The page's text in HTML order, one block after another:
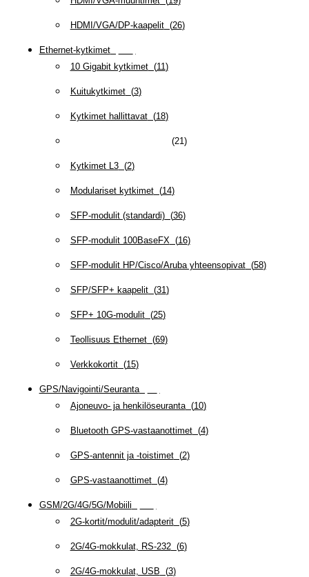
HDMI/VGA/DP-kaapelit(26)
Ethernet-kytkimet(
10 Gigabit kytkimet(11)
Kuitukytkimet(3)
Kytkimet hallittavat(18)
(21)
Kytkimet L3(2)
Modulariset kytkimet(14)
SFP-modulit (standardi)(36)
SFP-modulit 100BaseFX (16)
SFP-modulit HP/Cisco/Aruba yhteensopivat(58)
SFP/SFP+ kaapelit(31)
SFP+ 10G-modulit(25)
Teollisuus Ethernet(69)
Verkkokortit(15)
GPS/Navigointi/Seuranta(
Ajoneuvo- ja henkilöseuranta(10)
Bluetooth GPS-vastaanottimet(4)
GPS-antennit ja -toistimet(2)
GPS-vastaanottimet(4)
GSM/2G/4G/5G/Mobiili
2G-kortit/modulit/adapterit(5)
2G/4G-mokkulat, RS-232(6)
2G/4G-mokkulat, USB (3)